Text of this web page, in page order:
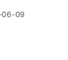
06-09